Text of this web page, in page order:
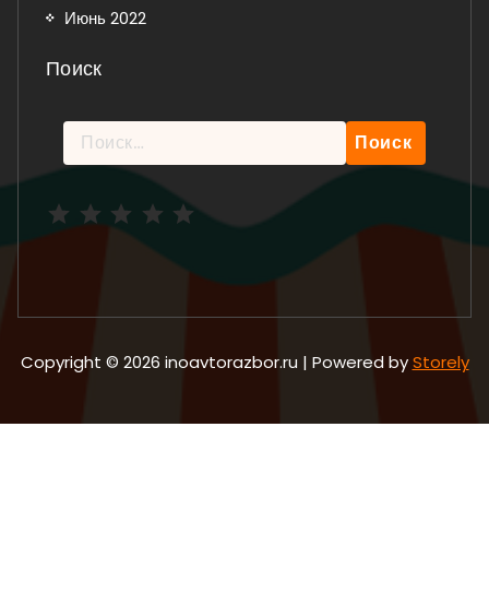
Июнь 2022
Поиск
Найти:
Copyright © 2026 inoavtorazbor.ru | Powered byStorely